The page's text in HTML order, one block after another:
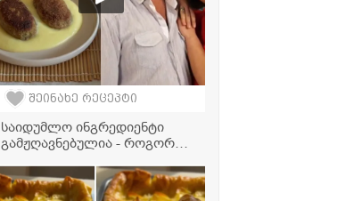
შეინახე რეცეპტი
საიდუმლო ინგრედიენტი
გამჟღავნებულია - როგორ
საყვარელ კატლეტებს?